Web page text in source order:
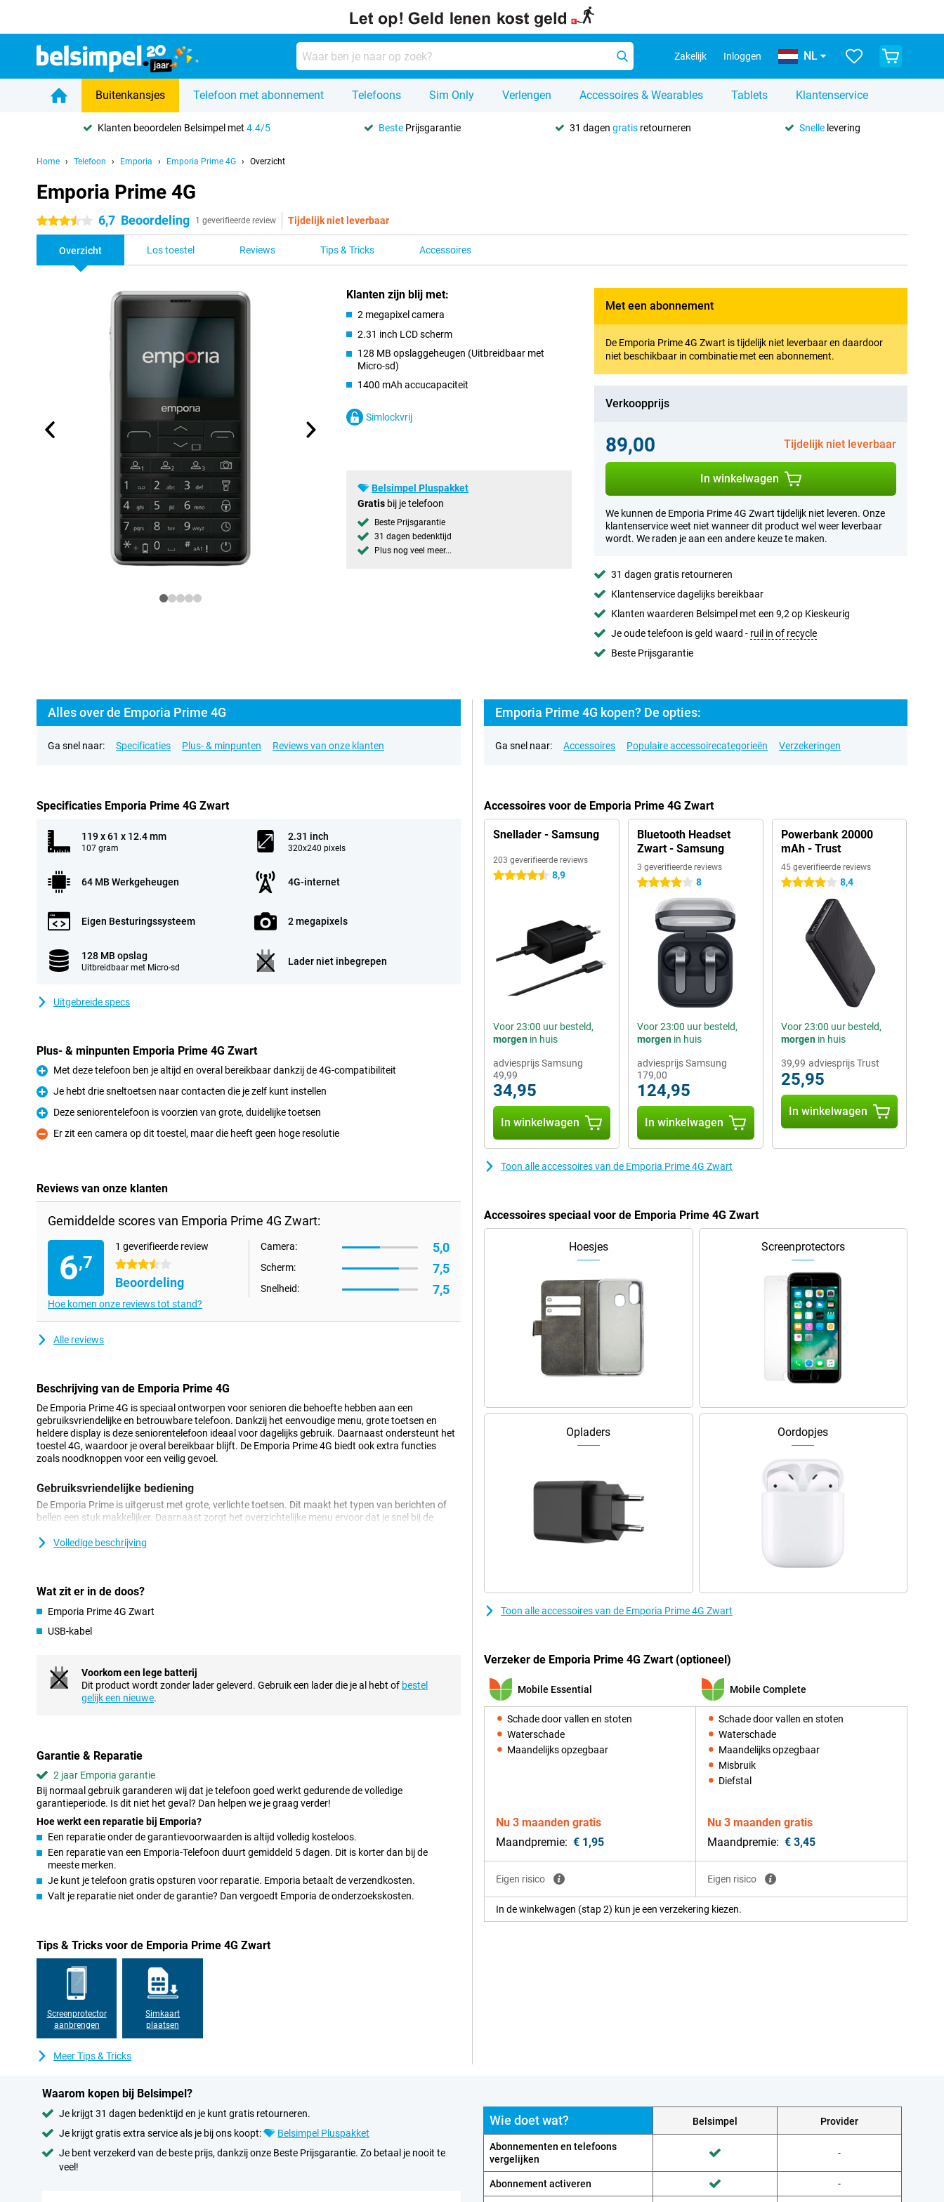
Zakelijk Inloggen NL
Buitenkansjes Telefoon met abonnement Telefoons Sim Only Verlengen Accessoires & Wearables Tablets Klantenservice
Klanten beoordelen Belsimpel met4.4/5 Beste Prijsgarantie 31 dagen gratisretourneren Snellelevering
Home Telefoon Emporia Emporia Prime 4G Overzicht
Emporia Prime 4G
3.5 sterren 6,7 Beoordeling 1 geverifieerde review Tijdelijk niet leverbaar
Overzicht Los toestel Reviews Tips & Tricks Accessoires
Klanten zijn blij met:
2 megapixel camera
2.31 inch LCD scherm
128 MB opslaggeheugen (Uitbreidbaar met
Micro-sd)
1400 mAh accucapaciteit
Simlockvrij
Belsimpel Pluspakket
Gratis bij je telefoon
Beste Prijsgarantie
31 dagen bedenktijd
Plus nog veel meer...
Met een abonnement
De Emporia Prime 4G Zwart is tijdelijk niet leverbaar en daardoor
niet beschikbaar in combinatie met een abonnement.
Verkoopprijs
89,00 Tijdelijk niet leverbaar
In winkelwagen
We kunnen de Emporia Prime 4G Zwart tijdelijk niet leveren. Onze
klantenservice weet niet wanneer dit product wel weer leverbaar
wordt. We raden je aan een andere keuze te maken.
31 dagen gratis retourneren
Klantenservice dagelijks bereikbaar
Klanten waarderen Belsimpel met een 9,2 op Kieskeurig
Je oude telefoon is geld waard - ruil in of recycle
Beste Prijsgarantie
Alles over de Emporia Prime 4G
Ga snel naar: Specificaties Plus- & minpunten Reviews van onze klanten
Specificaties Emporia Prime 4G Zwart
119 x 61 x 12.4 mm
107 gram
2.31 inch
320x240 pixels
64 MB Werkgeheugen 4G-internet
Eigen Besturingssysteem 2 megapixels
128 MB opslag
Uitbreidbaar met Micro-sd
Lader niet inbegrepen
Uitgebreide specs
Plus- & minpunten Emporia Prime 4G Zwart
Pluspunt
Met deze telefoon ben je altijd en overal bereikbaar dankzij de 4G-compatibiliteit
Pluspunt
Je hebt drie sneltoetsen naar contacten die je zelf kunt instellen
Pluspunt
Deze seniorentelefoon is voorzien van grote, duidelijke toetsen
Minpunt
Er zit een camera op dit toestel, maar die heeft geen hoge resolutie
Reviews van onze klanten
Gemiddelde scores van Emporia Prime 4G Zwart:
6,7
1 geverifieerde review
3.5 sterren
Beoordeling
Camera: 5,0
Scherm: 7,5
Snelheid: 7,5
Hoe komen onze reviews tot stand?
Alle reviews
Beschrijving van de Emporia Prime 4G
De Emporia Prime 4G is speciaal ontworpen voor senioren die behoefte hebben aan een
gebruiksvriendelijke en betrouwbare telefoon. Dankzij het eenvoudige menu, grote toetsen en
heldere display is deze seniorentelefoon ideaal voor dagelijks gebruik. Daarnaast ondersteunt het
toestel 4G, waardoor je overal bereikbaar blijft. De Emporia Prime 4G biedt ook extra functies
zoals noodknoppen voor een veilig gevoel.
Gebruiksvriendelijke bediening
De Emporia Prime is uitgerust met grote, verlichte toetsen. Dit maakt het typen van berichten of
bellen een stuk makkelijker. Daarnaast zorgt het overzichtelijke menu ervoor dat je snel bij de
zonder zorgen kunt genieten van je telefoon.
Met de ingebouwde noodknop van de Emporia Prime kun je met één druk op de knop hulp
is daarnaast robuust en stevig, zodat hij tegen een stootje kan. Ideaal voor iedereen die op zoek is
naar een veilige en betrouwbare seniorentelefoon.
De Emporia Prime 4G ondersteunt 4G, zodat je overal snel en stabiel kunt bellen en berichten
versturen. Dit maakt het makkelijk om in contact te blijven met familie en vrienden, waar je ook
bent. Dankzij de krachtige batterij gaat de telefoon bovendien lang mee zonder tussentijds
Deze seniorentelefoon biedt extra functies zoals een zaklamp, een camerafunctie en snelle
toegang tot je favoriete contacten. Deze functies maken het gebruik van de telefoon niet alleen
praktisch, maar ook plezierig. Bovendien zijn ze met één druk op de sneltoets te bedienen. Kortom,
de Emporia Prime 4G biedt alles wat je nodig hebt in een eenvoudige en betrouwbare telefoon.
Volledige beschrijving
Wat zit er in de doos?
Emporia Prime 4G Zwart
USB-kabel
Voorkom een lege batterij
Dit product wordt zonder lader geleverd. Gebruik een lader die je al hebt of bestel
gelijk een nieuwe.
Garantie & Reparatie
2 jaar Emporia garantie
Bij normaal gebruik garanderen wij dat je telefoon goed werkt gedurende de volledige
garantieperiode. Is dit niet het geval? Dan helpen we je graag verder!
Hoe werkt een reparatie bij Emporia?
Een reparatie onder de garantievoorwaarden is altijd volledig kosteloos.
Een reparatie van een Emporia-Telefoon duurt gemiddeld 5 dagen. Dit is korter dan bij de
meeste merken.
Je kunt je telefoon gratis opsturen voor reparatie. Emporia betaalt de verzendkosten.
Valt je reparatie niet onder de garantie? Dan vergoedt Emporia de onderzoekskosten.
Tips & Tricks voor de Emporia Prime 4G Zwart
Screenprotector
aanbrengen
Simkaart
plaatsen
Meer Tips & Tricks
Emporia Prime 4G kopen? De opties:
Ga snel naar: Accessoires Populaire accessoirecategorieën Verzekeringen
Accessoires voor de Emporia Prime 4G Zwart
Snellader - Samsung
203 geverifieerde reviews
4.5 sterren 8,9
Voor 23:00 uur besteld,
morgen in huis
49,99
adviesprijs Samsung
34,95
In winkelwagen
Bluetooth Headset
Zwart - Samsung
3 geverifieerde reviews
4 sterren 8
Voor 23:00 uur besteld,
morgenin huis
179,00
adviesprijs Samsung
124,95
In winkelwagen
Powerbank 20000
mAh - Trust
45 geverifieerde reviews
4 sterren 8,4
Voor 23:00 uur besteld,
morgenin huis
39,99 adviesprijs Trust
25,95
In winkelwagen
Toon alle accessoires van de Emporia Prime 4G Zwart
Accessoires speciaal voor de Emporia Prime 4G Zwart
Hoesjes Screenprotectors
Opladers Oordopjes
Toon alle accessoires van de Emporia Prime 4G Zwart
Verzeker de Emporia Prime 4G Zwart (optioneel)
Mobile Essential
Schade door vallen en stoten
Waterschade
Maandelijks opzegbaar
Nu 3 maanden gratis
Maandpremie: € 1,95
Eigen risico
Mobile Complete
Schade door vallen en stoten
Waterschade
Maandelijks opzegbaar
Misbruik
Diefstal
Nu 3 maanden gratis
Maandpremie: € 3,45
Eigen risico
In de winkelwagen (stap 2) kun je een verzekering kiezen.
Waarom kopen bij Belsimpel?
Je krijgt 31 dagen bedenktijd en je kunt gratis retourneren.
Je krijgt gratis extra service als je bij ons koopt:
Belsimpel Pluspakket
Je bent verzekerd van de beste prijs, dankzij onze Beste Prijsgarantie. Zo betaal je nooit te
veel!
Wie doet wat? Belsimpel Provider
Abonnementen en telefoons
vergelijken
Wordt gedaan door Belsimpel Wordt niet gedaan door Provider
-
Abonnement activeren Wordt gedaan door Belsimpel Wordt niet gedaan door Provider
-